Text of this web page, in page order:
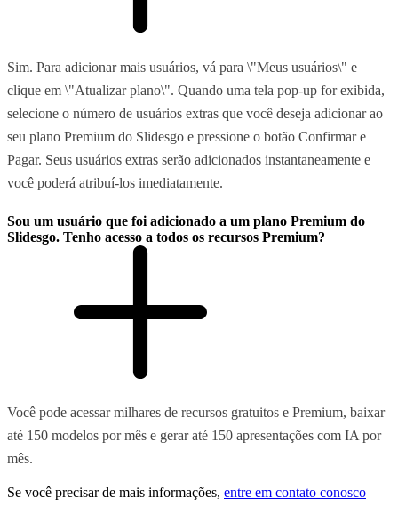
Sim. Para adicionar mais usuários, vá para \"Meus usuários\" e
clique em \"Atualizar plano\". Quando uma tela pop-up for exibida,
selecione o número de usuários extras que você deseja adicionar ao
seu plano Premium do Slidesgo e pressione o botão Confirmar e
Pagar. Seus usuários extras serão adicionados instantaneamente e
você poderá atribuí-los imediatamente.
Sou um usuário que foi adicionado a um plano Premium do
Slidesgo. Tenho acesso a todos os recursos Premium?
Você pode acessar milhares de recursos gratuitos e Premium, baixar
até 150 modelos por mês e gerar até 150 apresentações com IA por
mês.
Se você precisar de mais informações, entre em contato conosco